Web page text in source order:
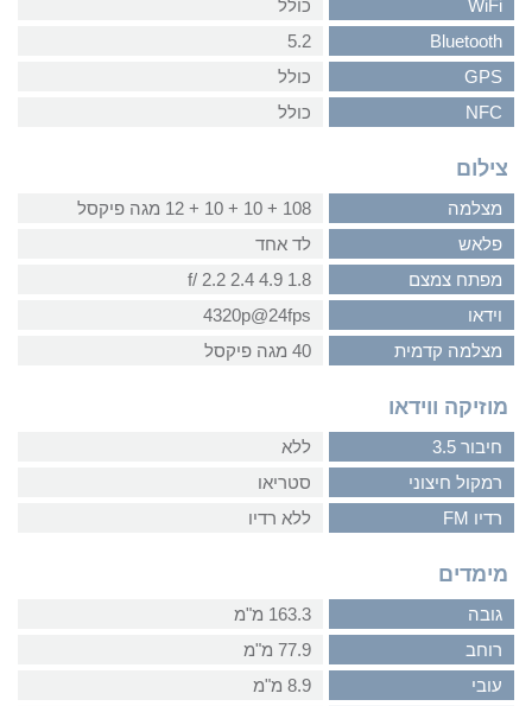
WiFi
כולל
Bluetooth
5.2
GPS
כולל
NFC
כולל
צילום
מצלמה
108 + 10 + 10 + 12 מגה פיקסל
פלאש
לד אחד
מפתח צמצם
1.8 4.9 2.4 2.2 /f
וידאו
4320p@24fps
מצלמה קדמית
40 מגה פיקסל
מוזיקה ווידאו
חיבור 3.5
ללא
רמקול חיצוני
סטריאו
רדיו FM
ללא רדיו
מימדים
גובה
163.3 מ"מ
רוחב
77.9 מ"מ
עובי
8.9 מ"מ